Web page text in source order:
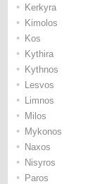
• Kerkyra
• Kimolos
• Kos
• Kythira
• Kythnos
• Lesvos
• Limnos
• Milos
• Mykonos
• Naxos
• Nisyros
• Paros